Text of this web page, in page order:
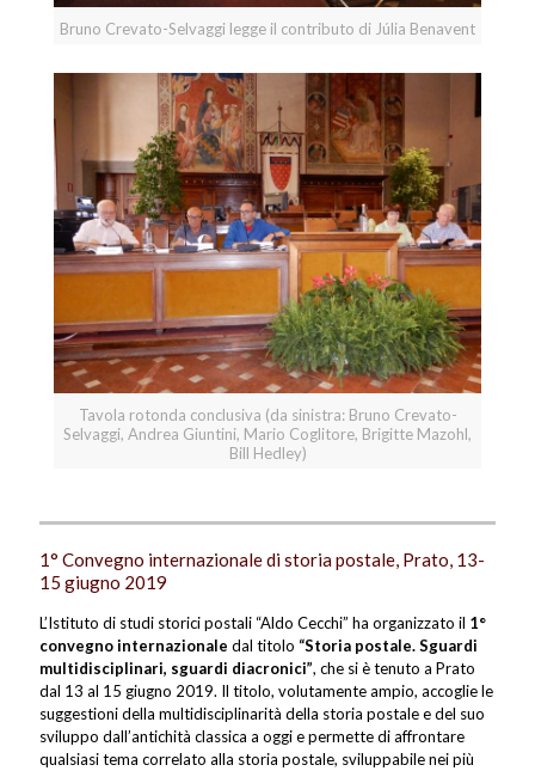
Bruno Crevato-Selvaggi legge il contributo di Júlia Benavent
Tavola rotonda conclusiva (da sinistra: Bruno Crevato-
Selvaggi, Andrea Giuntini, Mario Coglitore, Brigitte Mazohl,
Bill Hedley)
1° Convegno internazionale di storia postale, Prato, 13-
15 giugno 2019
L’Istituto di studi storici postali “Aldo Cecchi” ha organizzato il 1°
convegno internazionale dal titolo “Storia postale. Sguardi
multidisciplinari, sguardi diacronici”, che si è tenuto a Prato
dal 13 al 15 giugno 2019. Il titolo, volutamente ampio, accoglie le
suggestioni della multidisciplinarità della storia postale e del suo
sviluppo dall’antichità classica a oggi e permette di affrontare
qualsiasi tema correlato alla storia postale, sviluppabile nei più